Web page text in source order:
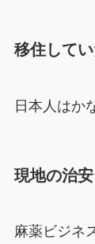
移住して
日本人はか
現地の治安
麻薬ビジネ